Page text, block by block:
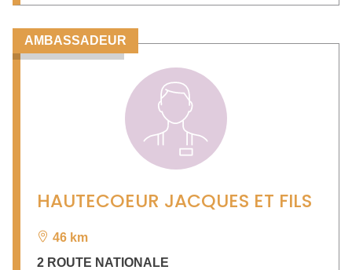
AMBASSADEUR
HAUTECOEUR JACQUES ET FILS
46 km
2 ROUTE NATIONALE